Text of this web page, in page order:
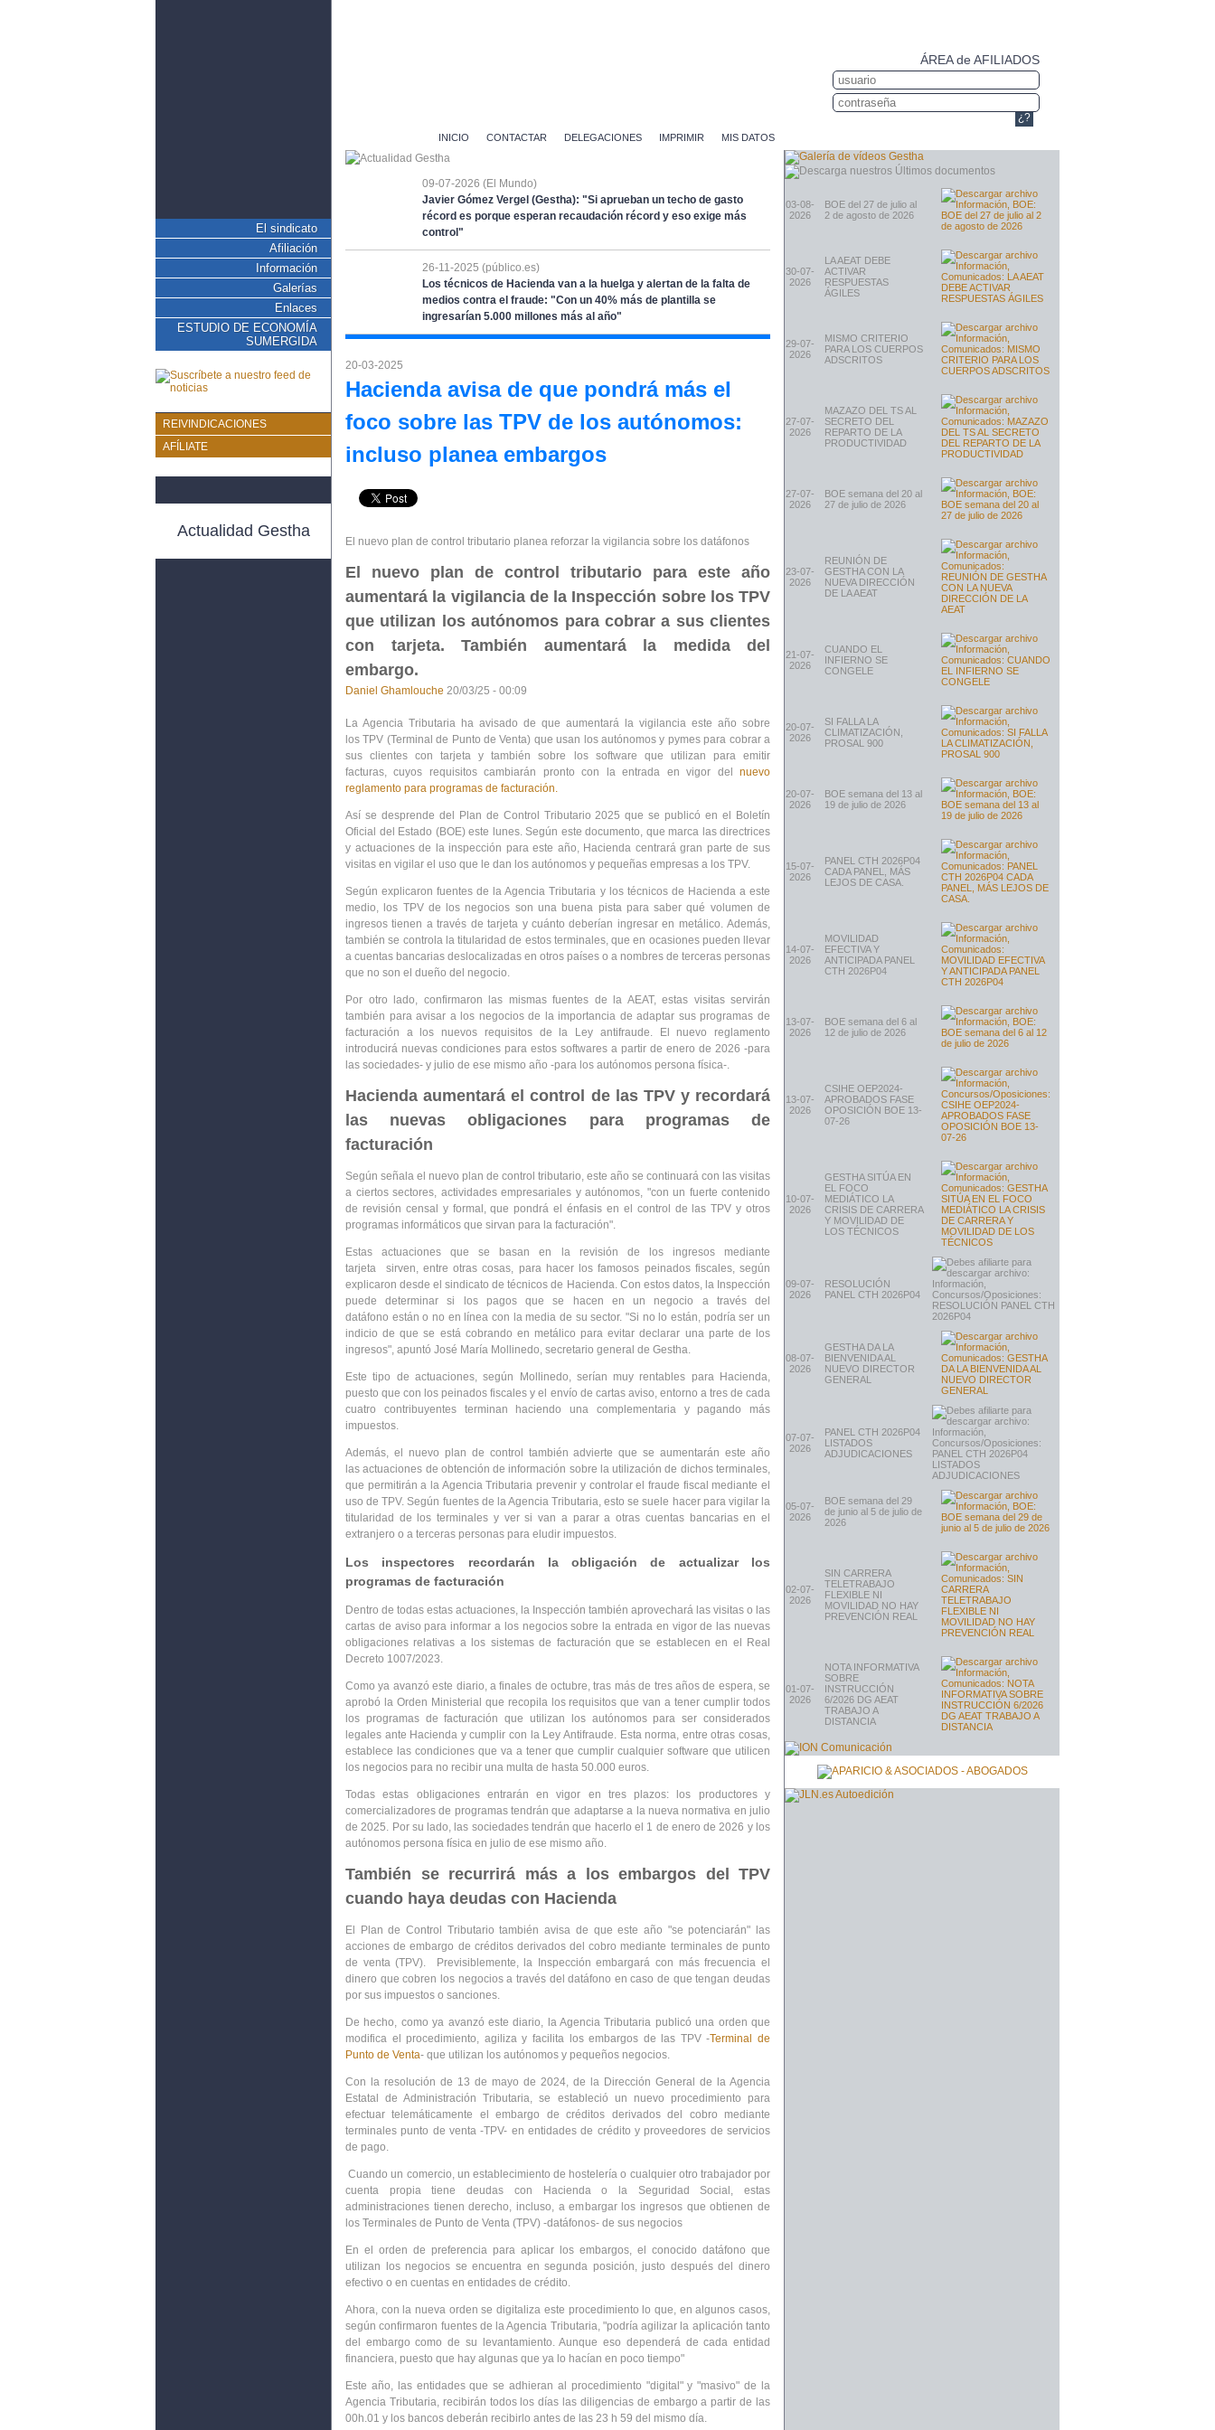
El sindicato
Afiliación
Información
Galerías
Enlaces
ESTUDIO DE ECONOMÍA
SUMERGIDA
REIVINDICACIONES
AFÍLIATE
Actualidad Gestha
ÁREA de AFILIADOS
¿?
INICIO CONTACTAR DELEGACIONES IMPRIMIR MIS DATOS
09-07-2026 (El Mundo)
Javier Gómez Vergel (Gestha): "Si aprueban un techo de gasto
récord es porque esperan recaudación récord y eso exige más
control"
26-11-2025 (público.es)
Los técnicos de Hacienda van a la huelga y alertan de la falta de
medios contra el fraude: "Con un 40% más de plantilla se
ingresarían 5.000 millones más al año"
20-03-2025
Hacienda avisa de que pondrá más el
foco sobre las TPV de los autónomos:
incluso planea embargos
El nuevo plan de control tributario planea reforzar la vigilancia sobre los datáfonos
El nuevo plan de control tributario para este año
aumentará la vigilancia de la Inspección sobre los TPV
que utilizan los autónomos para cobrar a sus clientes
con tarjeta. También aumentará la medida del
embargo.
Daniel Ghamlouche 20/03/25 - 00:09
La Agencia Tributaria ha avisado de que aumentará la vigilancia este año sobre
losTPV (Terminal de Punto de Venta) que usan los autónomos y pymes para cobrar a
sus clientes con tarjeta y también sobre los software que utilizan para emitir
facturas,cuyos requisitos cambiarán pronto con la entrada en vigor delnuevo
reglamento para programas de facturación.
Así se desprende del Plan de Control Tributario 2025 que se publicó en el Boletín
Oficial del Estado (BOE) este lunes. Según este documento, que marca las directrices
y actuaciones de la inspección para este año, Hacienda centrará gran parte de sus
visitas en vigilar el uso que le dan los autónomos y pequeñas empresas a los TPV.
Según explicaron fuentes de la Agencia Tributaria y los técnicos de Hacienda a este
medio, los TPV de los negocios son una buena pista para saber qué volumen de
ingresos tienen a través de tarjeta y cuánto deberían ingresar en metálico. Además,
también se controla la titularidadde estos terminales, que en ocasiones pueden llevar
a cuentas bancarias deslocalizadas en otros países o a nombres de terceras personas
que no son el dueño del negocio.
Por otro lado, confirmaron las mismas fuentes de la AEAT, estas visitas servirán
también para avisar a los negocios de laimportancia de adaptar sus programas de
facturación a los nuevos requisitos de la Ley antifraude. El nuevo reglamento
introducirá nuevas condiciones para estos softwares a partir de enero de 2026 -para
las sociedades- y julio de ese mismo año -para los autónomos persona física-.
Hacienda aumentará el control de las TPV y recordará
las nuevas obligaciones para programas de
facturación
Según señala el nuevo plan de control tributario, este año se continuará con las visitas
a ciertos sectores, actividades empresariales y autónomos, "con un fuerte contenido
de revisión censal y formal, que pondrá el énfasis en el control de las TPV y otros
programas informáticos que sirvan para la facturación".
Estasactuacionesque se basan en la revisión de los ingresos mediante
tarjeta sirven, entre otras cosas, para hacer los famosos peinados fiscales, según
explicaron desde el sindicato de técnicos de Hacienda. Con estos datos, la Inspección
puede determinar si los pagos que se hacen en un negocio a través del
datáfono están o no en línea con la media de su sector. "Si no lo están, podría ser un
indicio de que se está cobrando en metálico para evitar declarar una parte de los
ingresos", apuntó José María Mollinedo, secretario general de Gestha.
Este tipo de actuaciones, según Mollinedo, serían muy rentables para Hacienda,
puesto que con los peinados fiscales y el envío de cartas aviso, entorno atres de cada
cuatro contribuyentesterminan haciendo una complementaria y pagando más
impuestos.
Además, el nuevo plan de control también advierte que se aumentarán este año
las actuaciones de obtención de información sobre la utilización de dichos terminales,
que permitirán a la Agencia Tributaria prevenir y controlar el fraude fiscal mediante el
uso de TPV. Según fuentes de la Agencia Tributaria, esto se suele hacer paravigilar la
titularidad de los terminales y ver si van a parar a otras cuentas bancarias en el
extranjero o a terceras personas para eludir impuestos.
Los inspectores recordarán la obligación de actualizar los
programas de facturación
Dentro de todas estas actuaciones, la Inspección también aprovechará las visitas o las
cartas de aviso para informar a los negocios sobre la entrada en vigor de las nuevas
obligaciones relativas a los sistemas de facturación que se establecen en el Real
Decreto 1007/2023.
Como ya avanzó este diario, a finales de octubre,tras más de tres años de espera, se
aprobó la Orden Ministerial que recopila los requisitos que van a tener cumplir todos
los programas de facturación que utilizan los autónomosparaser considerados
legales ante Hacienda y cumplir con la Ley Antifraude. Esta norma, entre otras cosas,
establece las condiciones que va a tener que cumplir cualquier software que utilicen
los negocios para no recibir una multa de hasta 50.000 euros.
Todas estas obligaciones entrarán en vigor en tres plazos: los productores y
comercializadores de programas tendrán que adaptarse a la nueva normativa en julio
de 2025. Por su lado, las sociedades tendrán que hacerlo el 1 de enero de 2026 y los
autónomos persona física en julio de ese mismo año.
También se recurrirá más a los embargos del TPV
cuando haya deudas con Hacienda
El Plan de Control Tributario también avisa de que este año "se potenciarán" las
acciones de embargo de créditos derivados delcobro mediante terminales de punto
de venta (TPV).
Previsiblemente, la Inspección embargará con más frecuencia el
dinero que cobren los negocios a través del datáfono en caso de que tengan deudas
por sus impuestos o sanciones.
De hecho, como ya avanzó este diario, la Agencia Tributaria publicó una orden que
modifica el procedimiento, agiliza y facilitalos embargos de las TPV-Terminal de
Punto de Venta- que utilizan los autónomos y pequeños negocios.
Con la resolución de 13 de mayo de 2024, de la Dirección General de la Agencia
Estatal de Administración Tributaria, se estableció un nuevo procedimiento para
efectuar telemáticamente el embargo de créditos derivados del cobro mediante
terminales punto de venta -TPV- en entidades de crédito y proveedores de servicios
de pago.
Cuando un comercio, un establecimiento de hostelería o cualquier otro trabajador por
cuenta propia tiene deudas con Hacienda o la Seguridad Social , estas
administraciones tienen derecho, incluso, a embargar los ingresos que obtienen de
los Terminales de Punto de Venta (TPV) -datáfonos- de sus negocios
En el orden de preferencia para aplicar los embargos, el conocido datáfono que
utilizan los negocios se encuentra en segunda posición, justo después del dinero
efectivo o en cuentas en entidades de crédito.
Ahora, con la nueva ordense digitaliza este procedimiento lo que, en algunos casos,
según confirmaron fuentes de la Agencia Tributaria, "podría agilizar la aplicación tanto
del embargo como de su levantamiento. Aunque eso dependerá de cada entidad
financiera, puesto que hay algunas que ya lo hacían en poco tiempo"
Este año, las entidades que se adhieran al procedimiento "digital" y "masivo" de la
Agencia Tributaria,recibirán todos los días las diligencias de embargo a partir de las
00h.01 y los bancos deberán recibirlo antes de las 23 h 59 del mismo día.
03-08-
2026
BOE del 27 de julio al
2 de agosto de 2026
30-07-
2026
LA AEAT DEBE
ACTIVAR
RESPUESTAS
ÁGILES
29-07-
2026
MISMO CRITERIO
PARA LOS CUERPOS
ADSCRITOS
27-07-
2026
MAZAZO DEL TS AL
SECRETO DEL
REPARTO DE LA
PRODUCTIVIDAD
27-07-
2026
BOE semana del 20 al
27 de julio de 2026
23-07-
2026
REUNIÓN DE
GESTHA CON LA
NUEVA DIRECCIÓN
DE LA AEAT
21-07-
2026
CUANDO EL
INFIERNO SE
CONGELE
20-07-
2026
SI FALLA LA
CLIMATIZACIÓN,
PROSAL 900
20-07-
2026
BOE semana del 13 al
19 de julio de 2026
15-07-
2026
PANEL CTH 2026P04
CADA PANEL, MÁS
LEJOS DE CASA.
14-07-
2026
MOVILIDAD
EFECTIVA Y
ANTICIPADA PANEL
CTH 2026P04
13-07-
2026
BOE semana del 6 al
12 de julio de 2026
13-07-
2026
CSIHE OEP2024-
APROBADOS FASE
OPOSICIÓN BOE 13-
07-26
10-07-
2026
GESTHA SITÚA EN
EL FOCO
MEDIÁTICO LA
CRISIS DE CARRERA
Y MOVILIDAD DE
LOS TÉCNICOS
09-07-
2026
RESOLUCIÓN
PANEL CTH 2026P04
08-07-
2026
GESTHA DA LA
BIENVENIDA AL
NUEVO DIRECTOR
GENERAL
07-07-
2026
PANEL CTH 2026P04
LISTADOS
ADJUDICACIONES
05-07-
2026
BOE semana del 29
de junio al 5 de julio de
2026
02-07-
2026
SIN CARRERA
TELETRABAJO
FLEXIBLE NI
MOVILIDAD NO HAY
PREVENCIÓN REAL
01-07-
2026
NOTA INFORMATIVA
SOBRE
INSTRUCCIÓN
6/2026 DG AEAT
TRABAJO A
DISTANCIA